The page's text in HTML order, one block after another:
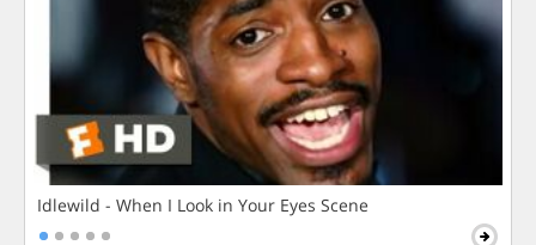
Idlewild - When I Look in Your Eyes Scene